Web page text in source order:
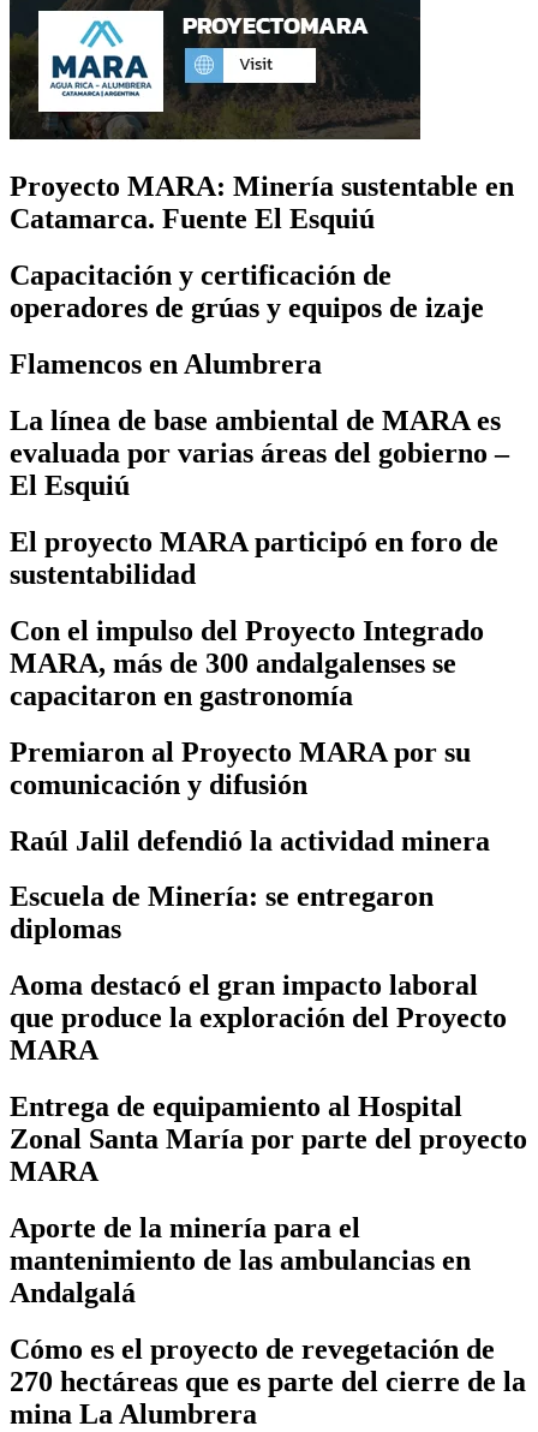
Proyecto MARA: Minería sustentable en
Catamarca. Fuente El Esquiú
Capacitación y certificación de
operadores de grúas y equipos de izaje
Flamencos en Alumbrera
La línea de base ambiental de MARA es
evaluada por varias áreas del gobierno –
El Esquiú
El proyecto MARA participó en foro de
sustentabilidad
Con el impulso del Proyecto Integrado
MARA, más de 300 andalgalenses se
capacitaron en gastronomía
Premiaron al Proyecto MARA por su
comunicación y difusión
Raúl Jalil defendió la actividad minera
Escuela de Minería: se entregaron
diplomas
Aoma destacó el gran impacto laboral
que produce la exploración del Proyecto
MARA
Entrega de equipamiento al Hospital
Zonal Santa María por parte del proyecto
MARA
Aporte de la minería para el
mantenimiento de las ambulancias en
Andalgalá
Cómo es el proyecto de revegetación de
270 hectáreas que es parte del cierre de la
mina La Alumbrera